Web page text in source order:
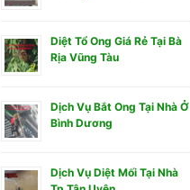
Diệt Tổ Ong Giá Rẻ Tại Bà
Rịa Vũng Tàu
Dịch Vụ Bắt Ong Tại Nhà Ở
Bình Dương
Dịch Vụ Diệt Mối Tại Nhà